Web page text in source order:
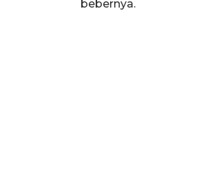
bebernya.